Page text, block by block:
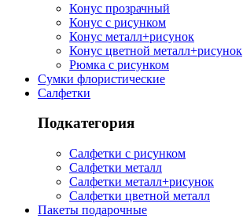
Конус прозрачный
Конус с рисунком
Конус металл+рисунок
Конус цветной металл+рисунок
Рюмка с рисунком
Сумки флористические
Салфетки
Подкатегория
Салфетки с рисунком
Салфетки металл
Салфетки металл+рисунок
Салфетки цветной металл
Пакеты подарочные